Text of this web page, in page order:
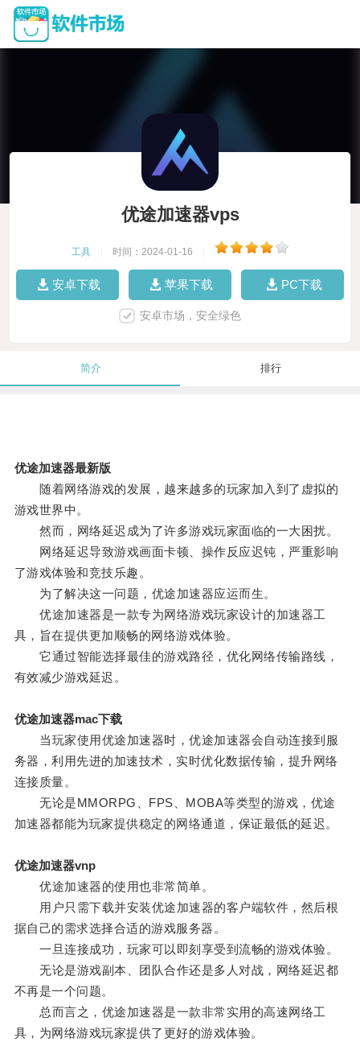
优途加速器vps
工具 时间：2024-01-16
安卓下载 苹果下载 PC下载
安卓市场，安全绿色
简介 排行
优途加速器最新版
随着网络游戏的发展，越来越多的玩家加入到了虚拟的
游戏世界中。
然而，网络延迟成为了许多游戏玩家面临的一大困扰。
网络延迟导致游戏画面卡顿、操作反应迟钝，严重影响
了游戏体验和竞技乐趣。
为了解决这一问题，优途加速器应运而生。
优途加速器是一款专为网络游戏玩家设计的加速器工
具，旨在提供更加顺畅的网络游戏体验。
它通过智能选择最佳的游戏路径，优化网络传输路线，
有效减少游戏延迟。
优途加速器mac下载
当玩家使用优途加速器时，优途加速器会自动连接到服
务器，利用先进的加速技术，实时优化数据传输，提升网络
连接质量。
无论是MMORPG、FPS、MOBA等类型的游戏，优途
加速器都能为玩家提供稳定的网络通道，保证最低的延迟。
优途加速器vnp
优途加速器的使用也非常简单。
用户只需下载并安装优途加速器的客户端软件，然后根
据自己的需求选择合适的游戏服务器。
一旦连接成功，玩家可以即刻享受到流畅的游戏体验。
无论是游戏副本、团队合作还是多人对战，网络延迟都
不再是一个问题。
总而言之，优途加速器是一款非常实用的高速网络工
具，为网络游戏玩家提供了更好的游戏体验。